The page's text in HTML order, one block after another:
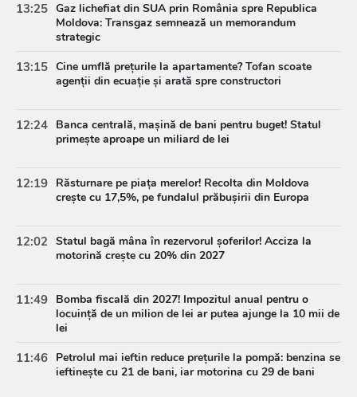
13:25 Gaz lichefiat din SUA prin România spre Republica
Moldova: Transgaz semnează un memorandum
strategic
13:15 Cine umflă prețurile la apartamente? Tofan scoate
agenții din ecuație și arată spre constructori
12:24 Banca centrală, mașină de bani pentru buget! Statul
primește aproape un miliard de lei
12:19 Răsturnare pe piața merelor! Recolta din Moldova
crește cu 17,5%, pe fundalul prăbușirii din Europa
12:02 Statul bagă mâna în rezervorul șoferilor! Acciza la
motorină crește cu 20% din 2027
11:49 Bomba fiscală din 2027! Impozitul anual pentru o
locuință de un milion de lei ar putea ajunge la 10 mii de
lei
11:46 Petrolul mai ieftin reduce prețurile la pompă: benzina se
ieftinește cu 21 de bani, iar motorina cu 29 de bani